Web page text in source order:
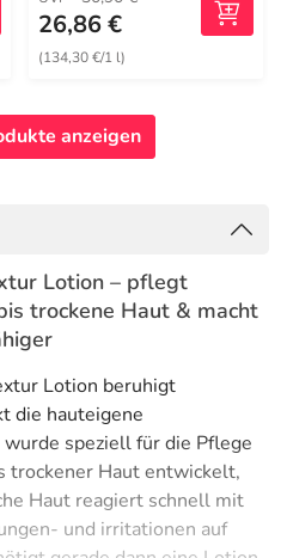
26,86 €
(134,30 €/1 l)
anzeigen
Lotion – pflegt
trockene Haut & macht
Lotion beruhigt
die hauteigene
speziell für die Pflege
trockener Haut entwickelt,
Haut reagiert schnell mit
und irritationen auf